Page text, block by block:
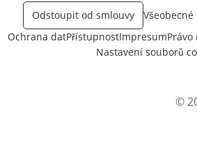
Odstoupit od smlouvy
Ochrana datPřístupnostImpresum
Nastavení souborů
©